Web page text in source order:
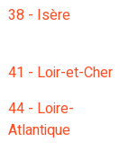
38 - Isère
41 - Loir-et-Cher
44 - Loire-
Atlantique